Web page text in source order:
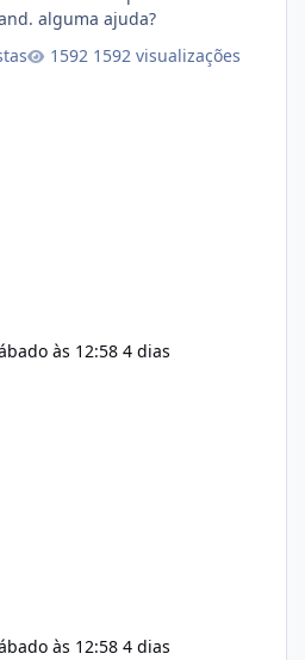
alguma ajuda?
1592 visualizações
às 12:58 4 dias
às 12:58 4 dias